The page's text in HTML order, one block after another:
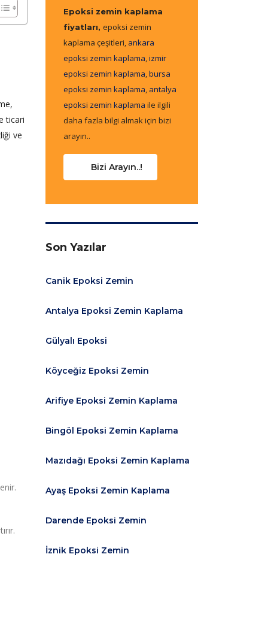
ticari
ve
Epoksi zemin kaplama
fiyatları, epoksi zemin
kaplama çeşitleri, ankara
epoksi zemin kaplama,izmir
epoksi zemin kaplama,bursa
epoksi zemin kaplama, antalya
epoksi zemin kaplama ile ilgili
daha fazla bilgi almak için bizi
arayın..
Bizi Arayın..!
Son Yazılar
Canik Epoksi Zemin
Antalya Epoksi Zemin Kaplama
Gülyalı Epoksi
Köyceğiz Epoksi Zemin
Arifiye Epoksi Zemin Kaplama
Bingöl Epoksi Zemin Kaplama
Mazıdağı Epoksi Zemin Kaplama
Ayaş Epoksi Zemin Kaplama
Darende Epoksi Zemin
İznik Epoksi Zemin